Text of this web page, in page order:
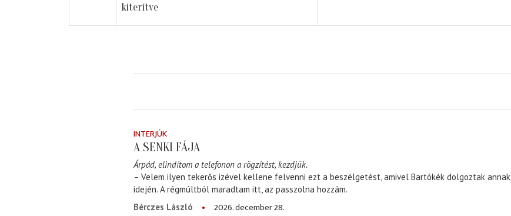
kiterítve
INTERJÚK
A SENKI FÁJA
Árpád, elindítom a telefonon a rögzítést, kezdjük.
– Velem ilyen tekerős izével kellene felvenni ezt a beszélgetést, amivel Bartókék dolgoztak annak
idején. A régmúltból maradtam itt, az passzolna hozzám.
Bérczes László
2026. december 28.